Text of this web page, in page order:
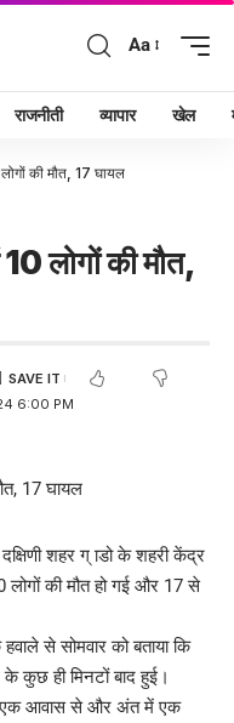
Aa
राजनीती व्यापार खेल
लोगों की मौत, 17 घायल
10 लोगों की मौत,
6:00 PM
शहर ग् ाडो के शहरी केंद्र
लोगों की मौत हो गई और 17 से
से सोमवार को बताया कि
के कुछ ही मिनटों बाद हुई।
एक आवास से और अंत में एक